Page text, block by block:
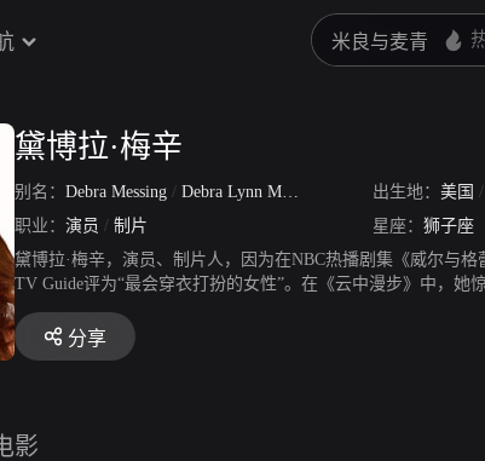
黛博拉·梅辛
别名： Debra Messing / Debra Lynn Messing 黛伯拉·麦辛
出生地： 美国 /
职业： 演员 / 制片 星座： 狮子座
黛博拉·梅辛，演员、制片人，因为在NBC热播剧集《威尔与
TV Guide评为“最会穿衣打扮的女性”。在《云中漫步》中，
静悄悄地出演了一个小角色。其他作品有《没有什么能比得
分享
影